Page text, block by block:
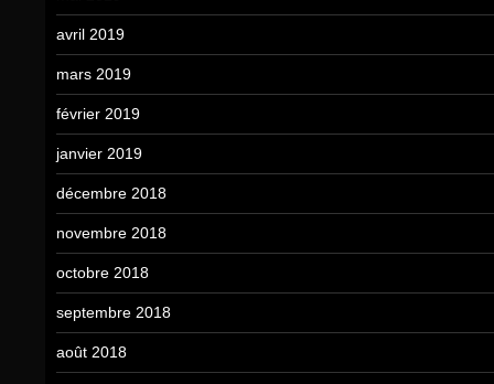
avril 2019
mars 2019
février 2019
janvier 2019
décembre 2018
novembre 2018
octobre 2018
septembre 2018
août 2018